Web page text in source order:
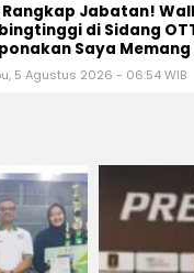
Rangkap Jabatan!
di Sidang
Saya
5 Agustus 2026 - 06:54 WIB